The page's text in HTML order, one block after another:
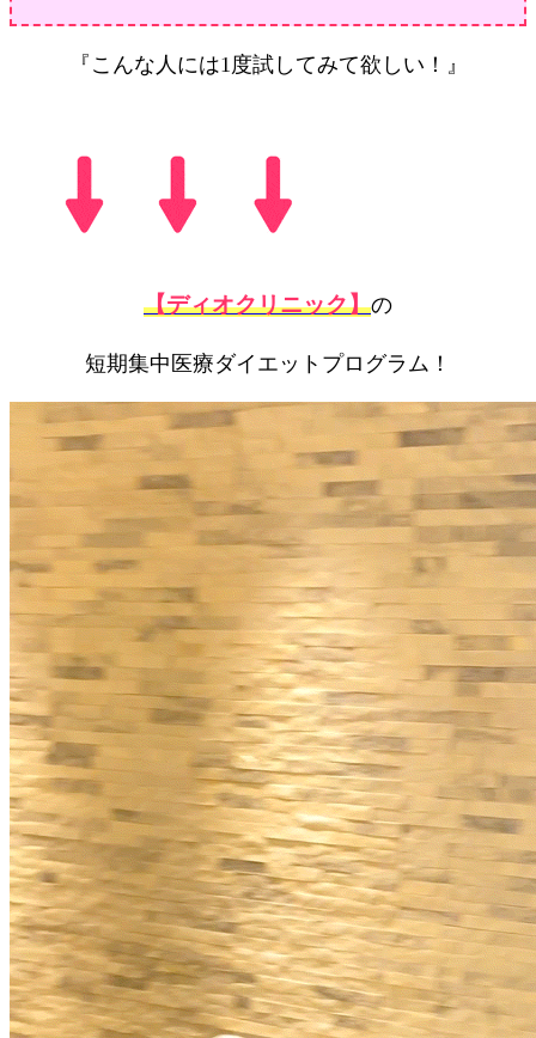
『こんな人には1度試してみて欲しい！』
【ディオクリニック】の
短期集中医療ダイエットプログラム！